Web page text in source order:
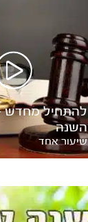
להתחיל מחדש
השנה
שיעור אחד